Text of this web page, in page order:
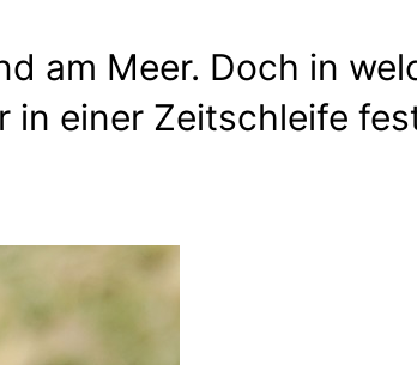
am Meer. Doch in
in einer Zeitschleife